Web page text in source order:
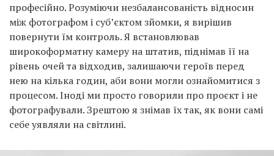
професійно. Розуміючи незбалансованість відносин
між фотографом і суб’єктом зйомки, я вирішив
повернути їм контроль. Я встановлював
широкоформатну камеру на штатив, піднімав її на
рівень очей та відходив, залишаючи героїв перед
нею на кілька годин, аби вони могли ознайомитися з
процесом. Іноді ми просто говорили про проєкт і не
фотографували. Зрештою я знімав їх так, як вони самі
себе уявляли на світлині.